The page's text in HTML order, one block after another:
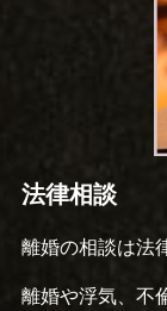
法律相談
離婚の相談は法
離婚や浮気、不